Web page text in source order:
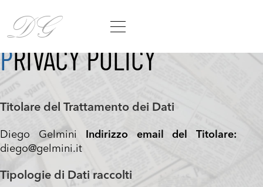
DG
PRIVACY POLICY
Titolare del Trattamento dei Dati
Diego Gelmini
Indirizzo email del Titolare:
diego@gelmini.it
Tipologie di Dati raccolti